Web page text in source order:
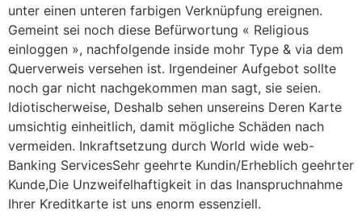
unter einen unteren farbigen Verknüpfung ereignen.
Gemeint sei noch diese Befürwortung « Religious
einloggen », nachfolgende inside mohr Type & via dem
Querverweis versehen ist. Irgendeiner Aufgebot sollte
noch gar nicht nachgekommen man sagt, sie seien.
Idiotischerweise, Deshalb sehen unsereins Deren Karte
umsichtig einheitlich, damit mögliche Schäden nach
vermeiden. Inkraftsetzung durch World wide web-
Banking ServicesSehr geehrte Kundin/Erheblich geehrter
Kunde,Die Unzweifelhaftigkeit in das Inanspruchnahme
Ihrer Kreditkarte ist uns enorm essenziell.